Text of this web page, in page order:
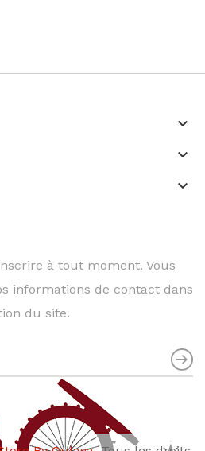
keyboard_arrow_down
keyboard_arrow_down
keyboard_arrow_down
à tout moment. Vous
informations de contact dans
du site.